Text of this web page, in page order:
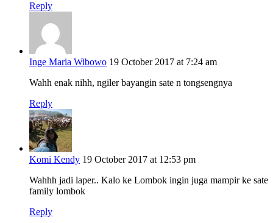
Reply
Inge Maria Wibowo 19 October 2017 at 7:24 am
Wahh enak nihh, ngiler bayangin sate n tongsengnya
Reply
Komi Kendy 19 October 2017 at 12:53 pm
Wahhh jadi laper.. Kalo ke Lombok ingin juga mampir ke sate
family lombok
Reply